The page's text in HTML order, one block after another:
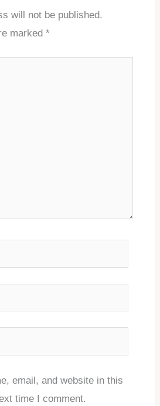
will not be published.
marked *
email, and website in this
time I comment.